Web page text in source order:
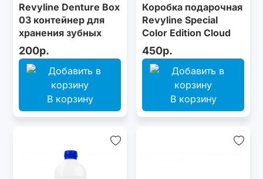
Revyline Denture Box
03 контейнер для
хранения зубных
конструкций,
голубой
200р.
В корзину
Коробка подарочная
Revyline Special
Color Edition Cloud
Dancer, размер L
450р.
В корзину